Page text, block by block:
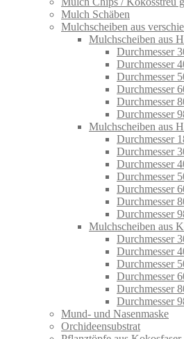
Mulch Schäben
Mulchscheiben aus
Mulchscheiben aus
Durchmesser
Durchmesser
Durchmesser
Durchmesser
Durchmesser
Durchmesser
Mulchscheiben aus
Durchmesser
Durchmesser
Durchmesser
Durchmesser
Durchmesser
Durchmesser
Durchmesser
Mulchscheiben aus
Durchmesser
Durchmesser
Durchmesser
Durchmesser
Durchmesser
Durchmesser
Mund- und Nasenmaske
Orchideensubstrat